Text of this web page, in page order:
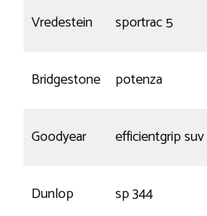
Vredestein sportrac 5
Bridgestone potenza
Goodyear efficientgrip suv
Dunlop sp 344